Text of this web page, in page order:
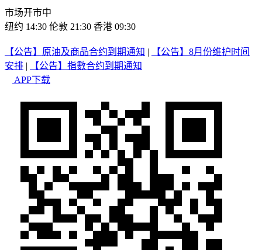
市场开市中
纽约 14:30 伦敦 21:30 香港 09:30
【公告】原油及商品合约到期通知 |
【公告】8月份维护时间
安排 |
【公告】指數合约到期通知
APP下载